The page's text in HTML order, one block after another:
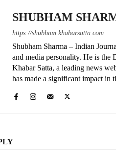
SHUBHAM
https://shubham.khabarsatta.com
Shubham Sharma – Indian
and media personality. He is
Khabar Satta, a leading news
has made a significant impact in